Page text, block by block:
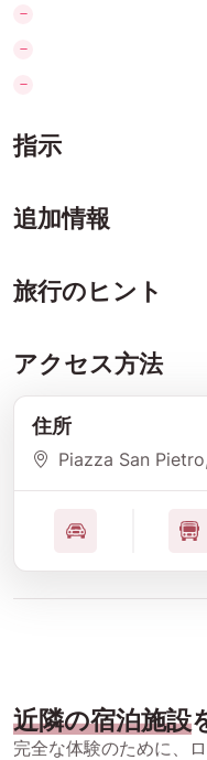
指示
追加情報
旅行のヒント
アクセス方法
住所
Piazza San Pietro
近隣の宿泊施設
完全な体験のために、